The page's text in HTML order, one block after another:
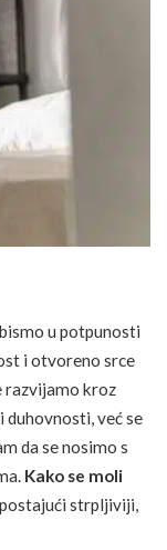
u potpunosti
i otvoreno srce
razvijamo kroz
duhovnosti, već se
da se nosimo s
Kako se moli
strpljiviji,